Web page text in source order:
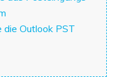
die Outlook PST